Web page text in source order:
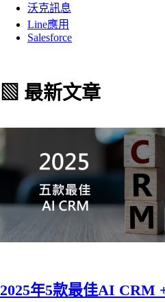
沃克訊息
Line應用
Salesforce
▧ 最新文章
2025年5款最佳AI CRM